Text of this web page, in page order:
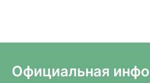
Официальная